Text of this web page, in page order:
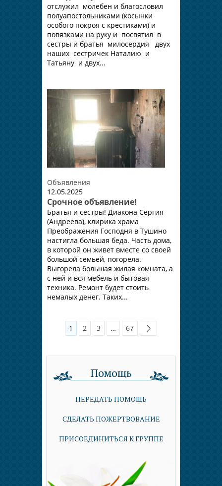
отслужил молебен и благословил
полуапостольниками (косынки
особого покроя с крестиками) и
повязками на руку и посвятил в
сестры и братья милосердия двух
наших сестричек Наталию и
Татьяну и двух...
Объявления
12.05.2025
Срочное объявление!
Братья и сестры! Диакона Сергия
(Андреева), клирика храма
Преображения Господня в Тушино
настигла большая беда. Часть дома,
в которой он живет вместе со своей
большой семьей, погорела.
Выгорела большая жилая комната, а
с ней и вся мебель и бытовая
техника. Ремонт будет стоить
немалых денег. Таких...
1 2 3 … 67
Помощь
ПЕРЕДАТЬ ПОМОЩЬ
СДЕЛАТЬ ПОЖЕРТВОВАНИЕ
ПРИСОЕДИНИТЬСЯ К ГРУППЕ